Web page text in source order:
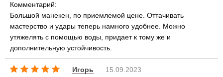
Комментарий:
Большой манекен, по приемлемой цене. Оттачивать
мастерство и удары теперь намного удобнее. Можно
утяжелять с помощью воды, придает к тому же и
дополнительную устойчивость.
Игорь
15.09.2023